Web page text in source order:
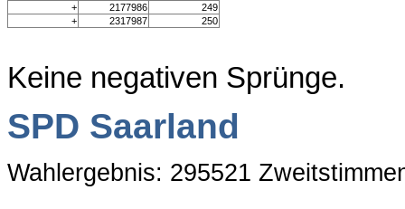
+
2177986
249
+
2317987 250
Keine negativen Sprünge.
SPD Saarland
Wahlergebnis: 295521